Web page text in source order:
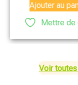
Ajouter au
Mettre de
Voir